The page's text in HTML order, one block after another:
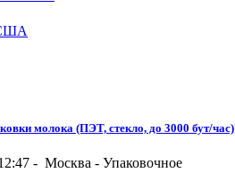
молока (ПЭТ, стекло, до 3000 бут/час)
- Москва - Упаковочное